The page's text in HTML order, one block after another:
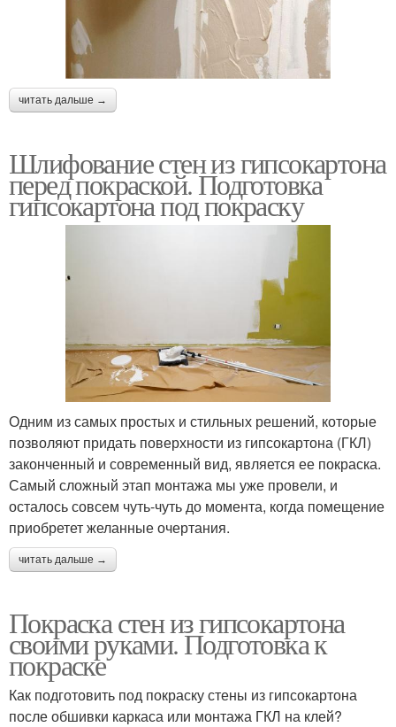
читать дальше →
Шлифование стен из гипсокартона
перед покраской. Подготовка
гипсокартона под покраску
Одним из самых простых и стильных решений, которые
позволяют придать поверхности из гипсокартона (ГКЛ)
законченный и современный вид, является ее покраска.
Самый сложный этап монтажа мы уже провели, и
осталось совсем чуть-чуть до момента, когда помещение
приобретет желанные очертания.
читать дальше →
Покраска стен из гипсокартона
своими руками. Подготовка к
покраске
Как подготовить под покраску стены из гипсокартона
после обшивки каркаса или монтажа ГКЛ на клей?